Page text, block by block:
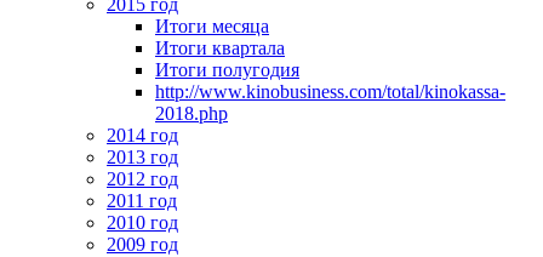
2015 год
Итоги месяца
Итоги квартала
Итоги полугодия
http://www.kinobusiness.com/total/kinokassa-
2018.php
2014 год
2013 год
2012 год
2011 год
2010 год
2009 год